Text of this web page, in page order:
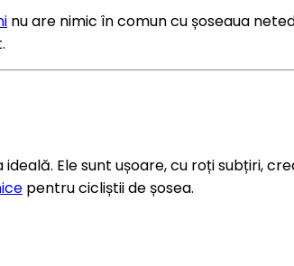
nu are nimic în comun cu șoseaua
Ele sunt ușoare, cu roți subțiri,
pentru cicliștii de șosea.